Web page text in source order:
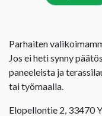
Parhaiten
Jos ei heti synny
paneeleista ja
tai työmaalla.
Elopellontie 2, 33470